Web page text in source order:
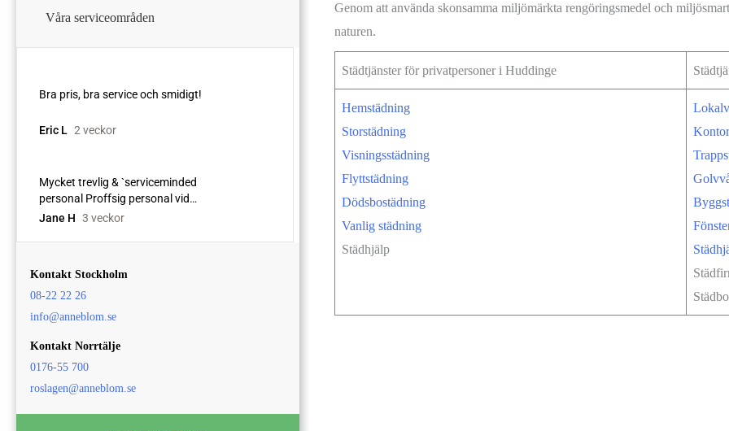
Våra serviceområden
Kontakt Stockholm
08-22 22 26
info@anneblom.se
Kontakt Norrtälje
0176-55 700
roslagen@anneblom.se
Genom att använda skonsamma miljömärkta rengöringsmedel och
naturen.
Städtjänster för privatpersoner i Huddinge
Hemstädning
Storstädning
Visningsstädning
Flyttstädning
Dödsbostädning
Vanlig städning
Städhjälp